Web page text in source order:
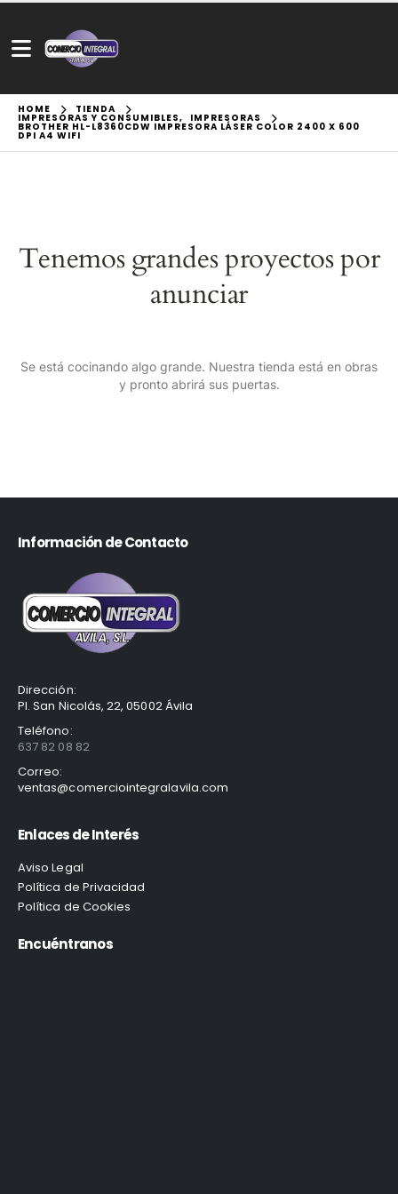
HOME TIENDA
IMPRESORAS Y CONSUMIBLES, IMPRESORAS
BROTHER HL-L8360CDW IMPRESORA LÁSER COLOR 2400 X 600
DPI A4 WIFI
Tenemos grandes proyectos por
anunciar
Se está cocinando algo grande. Nuestra tienda está en obras
y pronto abrirá sus puertas.
Información de Contacto
Dirección:
Pl. San Nicolás, 22, 05002 Ávila
Teléfono:
637 82 08 82
Correo:
ventas@comerciointegralavila.com
Enlaces de Interés
Aviso Legal
Política de Privacidad
Política de Cookies
Encuéntranos